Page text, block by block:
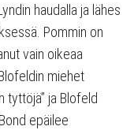
haudalla ja lähes
Pommin on
vain oikeaa
miehet
tyttöjä” ja Blofeld
epäilee